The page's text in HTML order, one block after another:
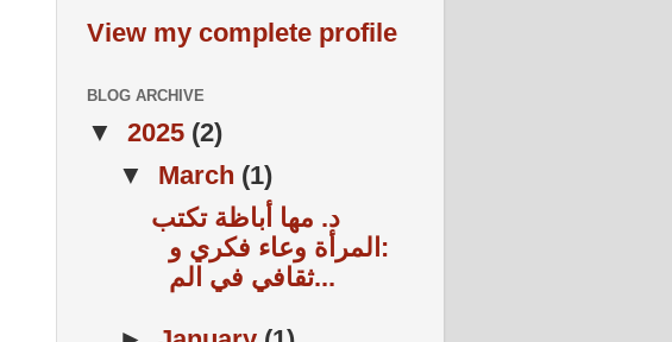
View my complete profile
BLOG ARCHIVE
▼ 2025 (2)
▼ March (1)
د. مها أباظة تكتب
:المرأة وعاء فكري و
ثقافي في الم...